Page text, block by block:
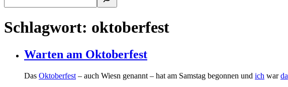
Schlagwort: oktoberfest
Warten am Oktoberfest
Das Oktoberfest – auch Wiesn genannt – hat am Samstag begonnen und ich warda